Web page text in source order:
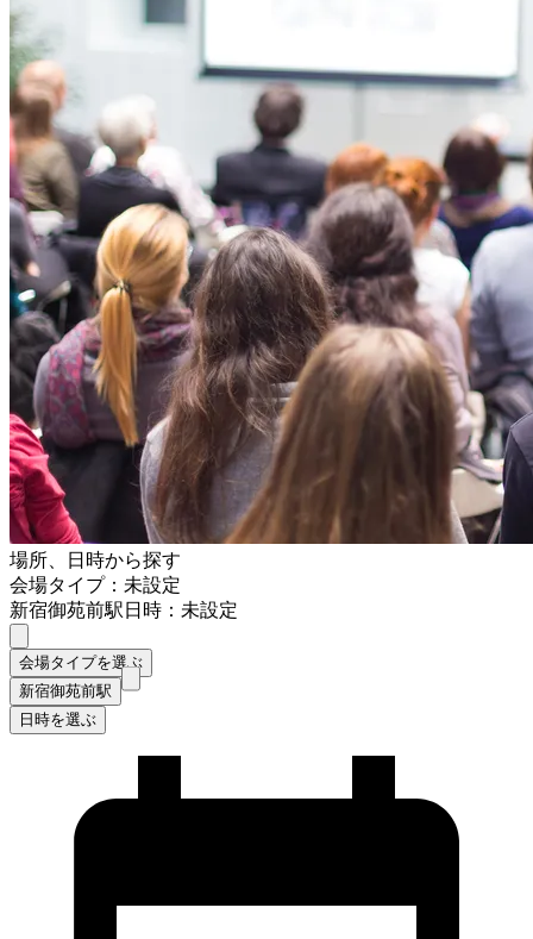
場所、日時から探す
会場タイプ：未設定
新宿御苑前駅日時：未設定
会場タイプを選ぶ
新宿御苑前駅
日時を選ぶ